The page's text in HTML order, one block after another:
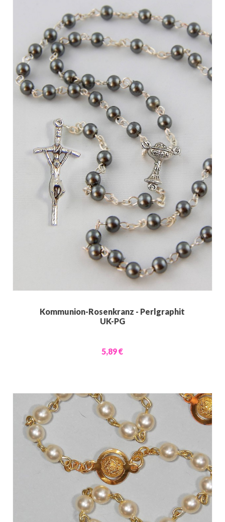
Kommunion-Rosenkranz - Perlgraphit
UK-PG
5,89 €